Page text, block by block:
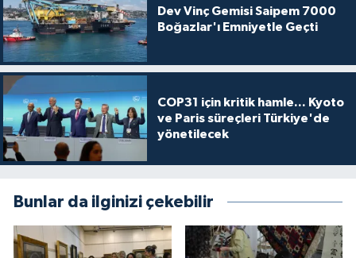
Dev Vinç Gemisi Saipem 7000
Boğazlar'ı Emniyetle Geçti
COP31 için kritik hamle... Kyoto
ve Paris süreçleri Türkiye'de
yönetilecek
Bunlar da ilginizi çekebilir